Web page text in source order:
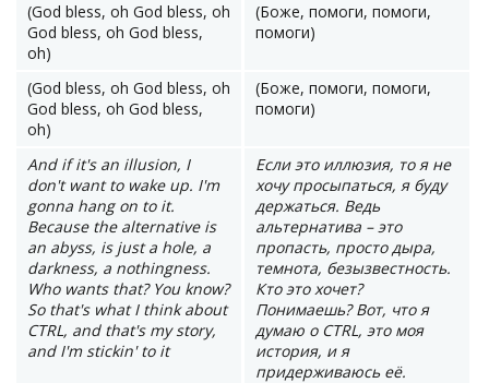
(God bless, oh God bless, oh
God bless, oh God bless,
oh)
(Боже, помоги, помоги,
помоги)
(God bless, oh God bless, oh
God bless, oh God bless,
oh)
(Боже, помоги, помоги,
помоги)
And if it's an illusion, I
don't want to wake up. I'm
gonna hang on to it.
Because the alternative is
an abyss, is just a hole, a
darkness, a nothingness.
Who wants that? You know?
So that's what I think about
CTRL, and that's my story,
and I'm stickin' to it
Если это иллюзия, то я не
хочу просыпаться, я буду
держаться. Ведь
альтернатива – это
пропасть, просто дыра,
темнота, безызвестность.
Кто это хочет?
Понимаешь? Вот, что я
думаю о CTRL, это моя
история, и я
придерживаюсь её.